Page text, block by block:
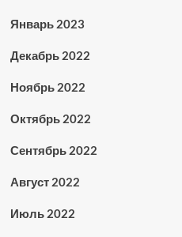
Январь 2023
Декабрь 2022
Ноябрь 2022
Октябрь 2022
Сентябрь 2022
Август 2022
Июль 2022